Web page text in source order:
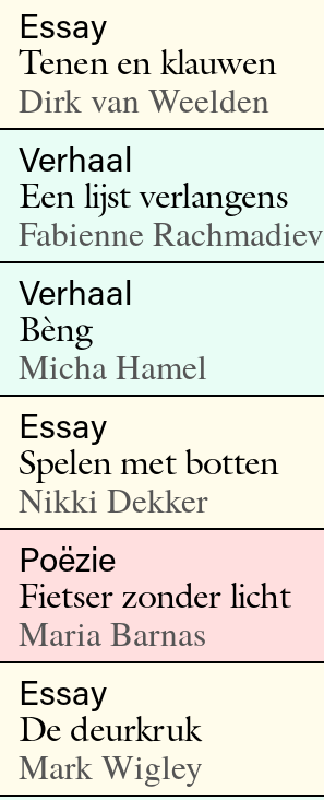
Essay
Tenen en klauwen
Dirk van Weelden
Verhaal
Een lijst verlangens
Fabienne Rachmadiev
Verhaal
Bèng
Micha Hamel
Essay
Spelen met botten
Nikki Dekker
Poëzie
Fietser zonder licht
Maria Barnas
Essay
De deurkruk
Mark Wigley